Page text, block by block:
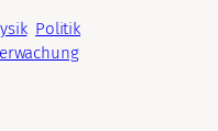
Politik